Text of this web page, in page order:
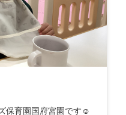
保育園国府宮園です☺